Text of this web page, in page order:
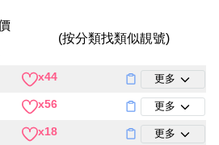
生天延/貴財成
易經六四卦象
(按分類找類似靚號)
x44 更多
x56 更多
x18 更多